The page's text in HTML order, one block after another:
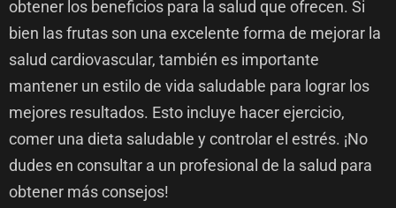
obtener los beneficios para la salud que ofrecen. Si
bien las frutas son una excelente forma de mejorar la
salud cardiovascular, también es importante
mantener un estilo de vida saludable para lograr los
mejores resultados. Esto incluye hacer ejercicio,
comer una dieta saludable y controlar el estrés. ¡No
dudes en consultar a un profesional de la salud para
obtener más consejos!